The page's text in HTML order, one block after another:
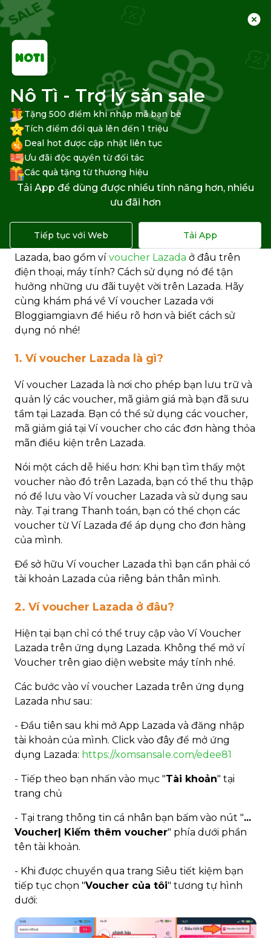
Trang chủ
Lazada
Săn voucher Lazada
Ví voucher Lazada ở đâu? Cách
sử dụng thế nào?
Bạn đang mua sắm trực tuyến trên Lazada và
bạn không cần phải lo lắng nữa vì Bloggiamgia.vn
sẽ giúp bạn có cái nhìn tổng quan về ví voucher
Lazada, bao gồm ví voucher Lazada ở đâu trên
điện thoại, máy tính? Cách sử dụng nó để tận
hưởng những ưu đãi tuyệt vời trên Lazada. Hãy
cùng khám phá về Ví voucher Lazada với
Bloggiamgia.vn để hiểu rõ hơn và biết cách sử
dụng nó nhé!
1. Ví voucher Lazada là gì?
Ví voucher Lazada là nơi cho phép bạn lưu trữ và
quản lý các voucher, mã giảm giá mà bạn đã sưu
tầm tại Lazada. Bạn có thể sử dụng các voucher,
mã giảm giá tại Ví voucher cho các đơn hàng thỏa
mãn điều kiện trên Lazada.
Nói một cách dễ hiểu hơn: Khi bạn tìm thấy một
voucher nào đó trên Lazada, bạn có thể thu thập
nó để lưu vào Ví voucher Lazada và sử dụng sau
này. Tại trang Thanh toán, bạn có thể chọn các
voucher từ Ví Lazada để áp dụng cho đơn hàng
của mình.
Để sở hữu Ví voucher Lazada thì bạn cần phải có
tài khoản Lazada của riêng bản thân mình.
2. Ví voucher Lazada ở đâu?
Hiện tại bạn chỉ có thể truy cập vào Ví Voucher
Lazada trên ứng dụng Lazada. Không thể mở ví
Voucher trên giao diện website máy tính nhé.
Các bước vào ví voucher Lazada trên ứng dụng
Lazada như sau:
- Đầu tiên sau khi mở App Lazada và đăng nhập
tài khoản của mình. Click vào đây để mở ứng
dụng Lazada: https://xomsansale.com/edee81
- Tiếp theo bạn nhấn vào mục "Tài khoản" tại
trang chủ
- Tại trang thông tin cá nhân bạn bấm vào nút "...
Voucher| Kiếm thêm voucher" phía dưới phần
tên tài khoản.
- Khi được chuyển qua trang Siêu tiết kiệm bạn
tiếp tục chọn "Voucher của tôi" tương tự hình
dưới:
Nô Tì - Trợ lý săn sale
Tặng 500 điểm khi nhập mã bạn bè
Tích điểm đổi quà lên đến 1 triệu
Deal hot được cập nhật liên tục
Ưu đãi độc quyền từ đối tác
Các quà tặng từ thương hiệu
Tải App để dùng được nhiều tính năng hơn, nhiều
ưu đãi hơn
Tiếp tục với Web Tải App